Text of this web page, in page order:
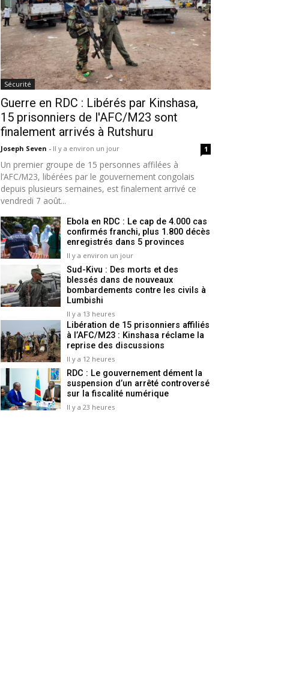
Sécurité
Guerre en RDC : Libérés par Kinshasa,
15 prisonniers de l'AFC/M23 sont
finalement arrivés à Rutshuru
Joseph Seven - Il y a environ un jour 1
Un premier groupe de 15 personnes affilées à
l’AFC/M23, libérées par le gouvernement congolais
depuis plusieurs semaines, est finalement arrivé ce
vendredi 7 août...
Ebola en RDC : Le cap de 4.000 cas
confirmés franchi, plus 1.800 décès
enregistrés dans 5 provinces
Il y a environ un jour
Sud-Kivu : Des morts et des
blessés dans de nouveaux
bombardements contre les civils à
Lumbishi
Il y a 13 heures
Libération de 15 prisonniers affiliés
à l’AFC/M23 : Kinshasa réclame la
reprise des discussions
Il y a 12 heures
RDC : Le gouvernement dément la
suspension d’un arrêté controversé
sur la fiscalité numérique
Il y a 23 heures